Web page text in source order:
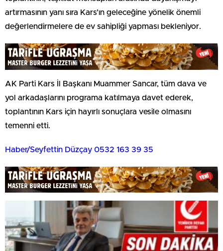
artırmasının yanı sıra Kars’ın geleceğine yönelik önemli
değerlendirmelere de ev sahipliği yapması bekleniyor.
AK Parti Kars İl Başkanı Muammer Sancar, tüm dava ve
yol arkadaşlarını programa katılmaya davet ederek,
toplantının Kars için hayırlı sonuçlara vesile olmasını
temenni etti.
Haber/Seyfettin Düzçay 0532 163 39 35